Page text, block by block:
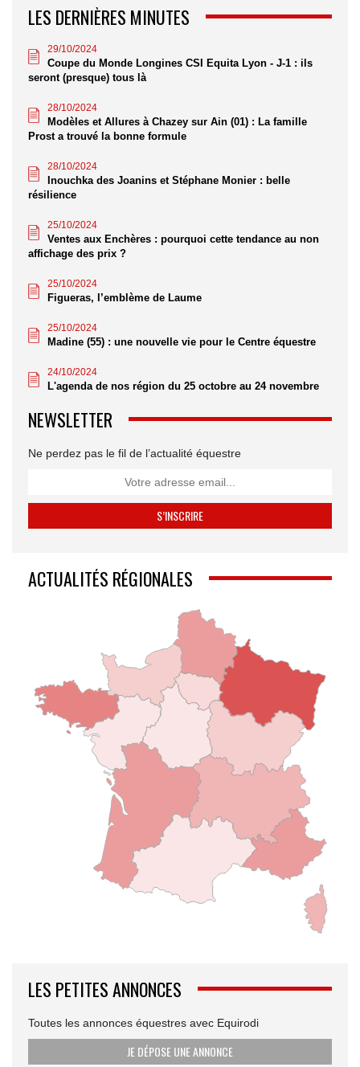
LES DERNIÈRES MINUTES
29/10/2024
Coupe du Monde Longines CSI Equita Lyon - J-1 : ils
seront (presque) tous là
28/10/2024
Modèles et Allures à Chazey sur Ain (01) : La famille
Prost a trouvé la bonne formule
28/10/2024
Inouchka des Joanins et Stéphane Monier : belle
résilience
25/10/2024
Ventes aux Enchères : pourquoi cette tendance au non
affichage des prix ?
25/10/2024
Figueras, l’emblème de Laume
25/10/2024
Madine (55) : une nouvelle vie pour le Centre équestre
24/10/2024
L'agenda de nos région du 25 octobre au 24 novembre
NEWSLETTER
Ne perdez pas le fil de l’actualité équestre
ACTUALITÉS RÉGIONALES
LES PETITES ANNONCES
Toutes les annonces équestres avec Equirodi
JE DÉPOSE UNE ANNONCE